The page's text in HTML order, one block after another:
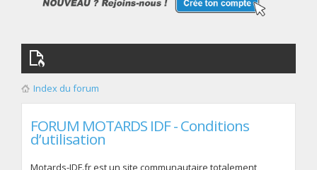
Qui sommes nous
Les membres
Index du forum
FORUM MOTARDS IDF - Conditions
d’utilisation
Motards-IDF.fr est un site communautaire totalement